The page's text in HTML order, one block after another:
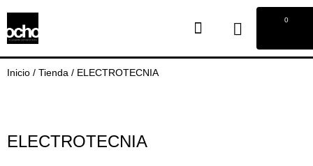
0
Inicio / Tienda / ELECTROTECNIA
ELECTROTECNIA